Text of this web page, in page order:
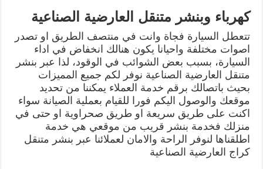
كهرباء وبنشر متنقل العارضية الصناعية
تتعطل السيارة فجاة وانت في منتصف الطريق او تصدر
اصوات مختلفة واحيانا يكون هنالك انخفاض في اداء
السيارة، بسبب بعض الشوائب في الوقود، لذا عبر بنشر
متنقل العارضية الصناعية نوفر لكم جميع المميزات
بحيث باتصالك برقم خدمة العملاء يمكننا من تحديد
موقعك والوصول اليكم فورا للقيام بعملية الصيانة سواء
اكنت على طريق سريعة او طريق صحراوية او حتى في
منزلك فخدمة بنشر قريب من موقعي هي خدمة
اطلقناها لنوفر الراحة والامان لعملائنا عبر بنشر متنقل
كراج العارضية الصناعية